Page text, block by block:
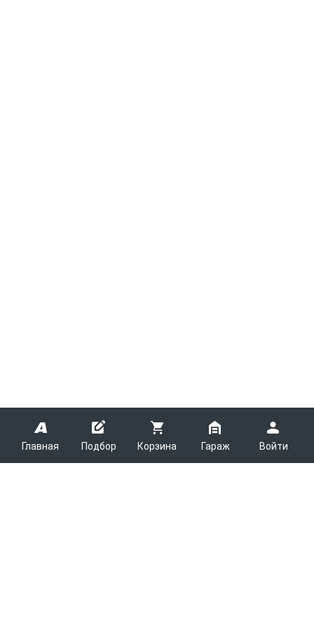
Главная Подбор Корзина Гараж Войти